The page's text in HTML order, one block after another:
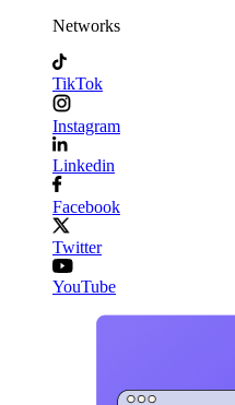
Networks
TikTok
Instagram
Linkedin
Facebook
Twitter
YouTube